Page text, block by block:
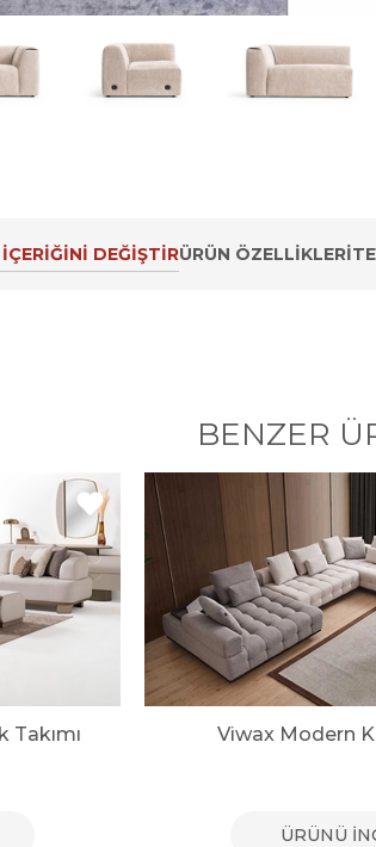
DEĞİŞTİRÜRÜN ÖZELLIKLERI
BENZER
Viwax Modern
ÜRÜNÜ